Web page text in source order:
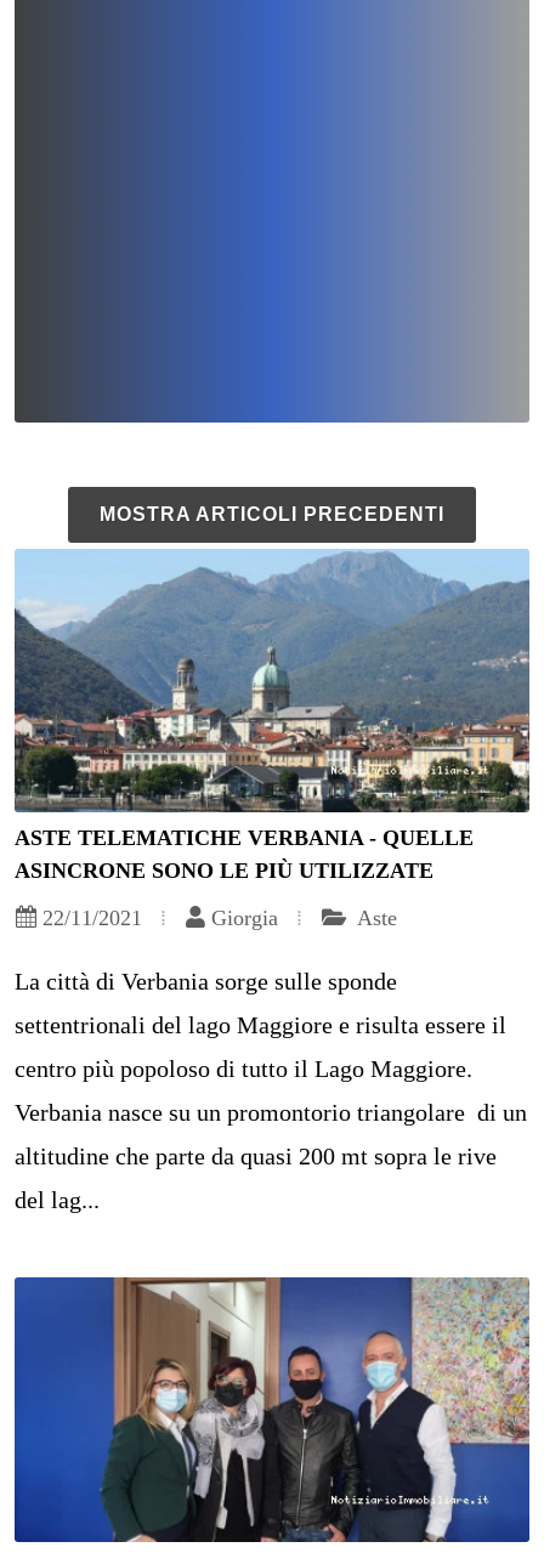
MOSTRA ARTICOLI PRECEDENTI
ASTE TELEMATICHE VERBANIA - QUELLE
ASINCRONE SONO LE PIÙ UTILIZZATE
22/11/2021
Giorgia Aste
La città di Verbania sorge sulle sponde
settentrionali del lago Maggiore e risulta essere il
centro più popoloso di tutto il Lago Maggiore.
Verbania nasce su un promontorio triangolare di un
altitudine che parte da quasi 200 mt sopra le rive
del lag...